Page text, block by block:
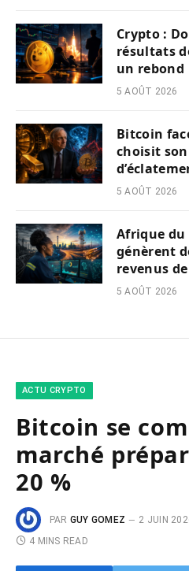
Crypto :
résultats
un rebond
5 AOÛT 2026
Bitcoin
choisit
5 AOÛT 2026
Afrique du
génèrent
revenus
5 AOÛT 2026
ACTU CRYPTO
Bitcoin se
marché
20 %
PAR GUY GOMEZ 2 JUIN
4 MINS READ